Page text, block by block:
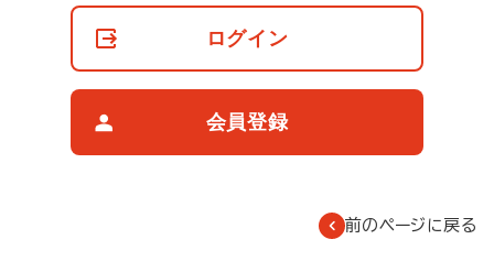
ログイン
会員登録
前のページに戻る